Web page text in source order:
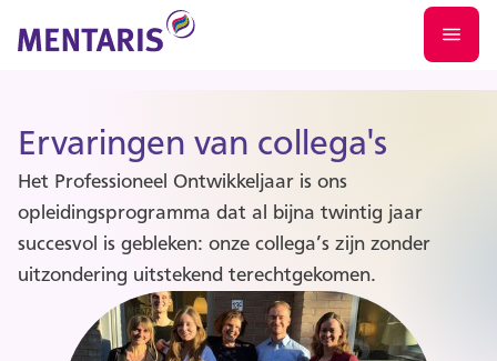
Ervaringen van collega's
Het Professioneel Ontwikkeljaar is ons
opleidingsprogramma dat al bijna twintig jaar
succesvol is gebleken: onze collega’s zijn zonder
uitzondering uitstekend terechtgekomen.